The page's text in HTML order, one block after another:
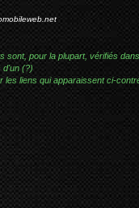
pour la plupart, vérifiés
d'un (?)
liens qui apparaissent ci-